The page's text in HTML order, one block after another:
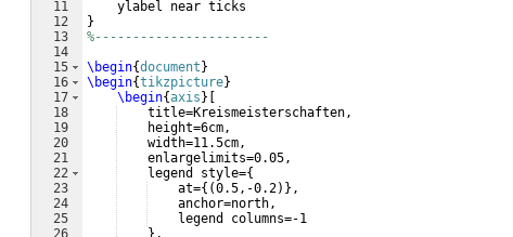
11
12
13
14
15
16
17
18
19
20
21
22
23
24
25
    ylabel near ticks
}
%-----------------------
\begin{document }
\begin{tikzpicture}
\begin{axis }
    title=Kreismeisterschaften,
    height=6cm,
    width=11.5cm,
    enlargelimits=0.05,
    legend style=
{
    at=
{(0.5,-0.2)} ,
    anchor=north,
    legend columns=-1